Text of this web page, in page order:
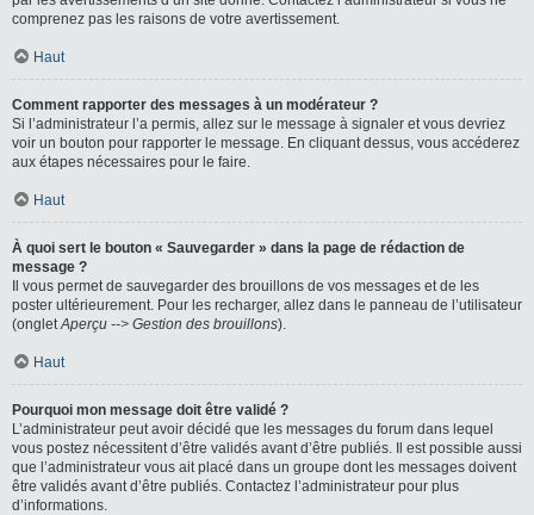
comprenez pas les raisons de votre avertissement.
Haut
Comment rapporter des messages à un modérateur ?
Si l’administrateur l’a permis, allez sur le message à signaler et vous devriez
voir un bouton pour rapporter le message. En cliquant dessus, vous accéderez
aux étapes nécessaires pour le faire.
Haut
À quoi sert le bouton « Sauvegarder » dans la page de rédaction de
message ?
Il vous permet de sauvegarder des brouillons de vos messages et de les
poster ultérieurement. Pour les recharger, allez dans le panneau de l’utilisateur
(ongletAperçu --> Gestion des brouillons).
Haut
Pourquoi mon message doit être validé ?
L’administrateur peut avoir décidé que les messages du forum dans lequel
vous postez nécessitent d’être validés avant d’être publiés. Il est possible aussi
que l’administrateur vous ait placé dans un groupe dont les messages doivent
être validés avant d’être publiés. Contactez l’administrateur pour plus
d’informations.